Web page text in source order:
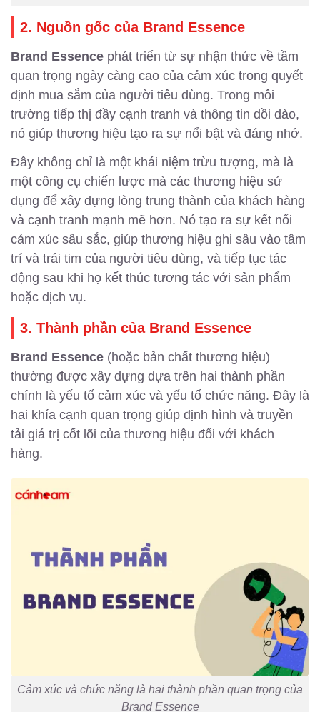
2. Nguồn gốc của Brand Essence
Brand Essence phát triển từ sự nhận thức về tầm
quan trọng ngày càng cao của cảm xúc trong quyết
định mua sắm của người tiêu dùng. Trong môi
trường tiếp thị đầy cạnh tranh và thông tin dồi dào,
nó giúp thương hiệu tạo ra sự nổi bật và đáng nhớ.
Đây không chỉ là một khái niệm trừu tượng, mà là
một công cụ chiến lược mà các thương hiệu sử
dụng để xây dựng lòng trung thành của khách hàng
và cạnh tranh mạnh mẽ hơn. Nó tạo ra sự kết nối
cảm xúc sâu sắc, giúp thương hiệu ghi sâu vào tâm
trí và trái tim của người tiêu dùng, và tiếp tục tác
động sau khi họ kết thúc tương tác với sản phẩm
hoặc dịch vụ.
3. Thành phần của Brand Essence
Brand Essence (hoặc bản chất thương hiệu)
thường được xây dựng dựa trên hai thành phần
chính là yếu tố cảm xúc và yếu tố chức năng. Đây là
hai khía cạnh quan trọng giúp định hình và truyền
tải giá trị cốt lõi của thương hiệu đối với khách
hàng.
Cảm xúc và chức năng là hai thành phần quan trọng của
Brand Essence